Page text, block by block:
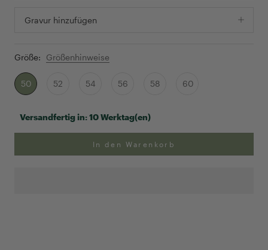
Gravur hinzufügen
Größe: Größenhinweise
50 52 54 56 58 60
Versandfertig in:10 Werktag(en)
In den Warenkorb